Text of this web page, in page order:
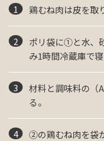
鶏むね肉は皮を取
ポリ袋に①と水、
み1時間冷蔵庫で寝
材料と調味料の（
る。
②の鶏むね肉を袋